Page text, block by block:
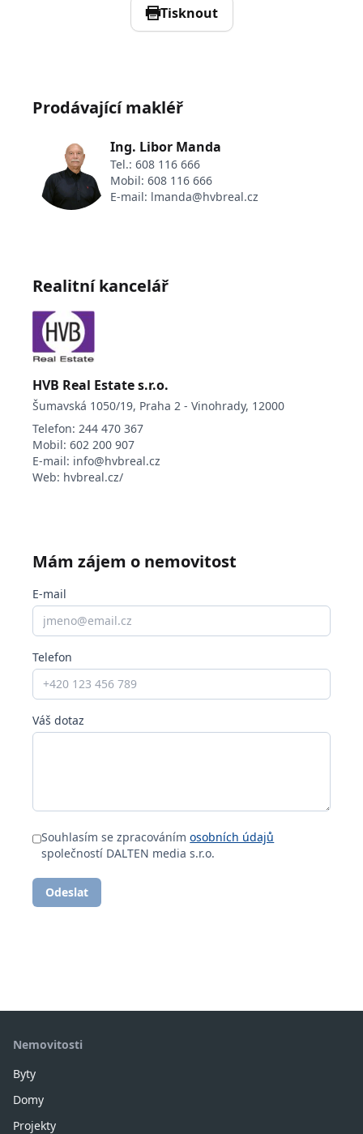
Tisknout
Prodávající makléř
Ing. Libor Manda
Tel.: 608 116 666
Mobil: 608 116 666
E-mail: lmanda@hvbreal.cz
Realitní kancelář
HVB Real Estate s.r.o.
Šumavská 1050/19, Praha 2 - Vinohrady, 12000
Telefon: 244 470 367
Mobil: 602 200 907
E-mail: info@hvbreal.cz
Web: hvbreal.cz/
Mám zájem o nemovitost
E-mail
Telefon
Váš dotaz
Souhlasím se zpracovánímosobních údajů
společností DALTEN media s.r.o.
Odeslat
Nemovitosti
Byty
Domy
Projekty